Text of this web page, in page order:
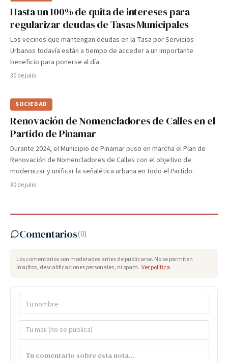
Hasta un 100% de quita de intereses para
regularizar deudas de Tasas Municipales
Los vecinos que mantengan deudas en la Tasa por Servicios
Urbanos todavía están a tiempo de acceder a un importante
beneficio para ponerse al día
30 de julio
SOCIEDAD
Renovación de Nomencladores de Calles en el
Partido de Pinamar
Durante 2024, el Municipio de Pinamar puso en marcha el Plan de
Renovación de Nomencladores de Calles con el objetivo de
modernizar y unificar la señalética urbana en todo el Partido.
30 de julio
Comentarios(0)
Los comentarios son moderados antes de publicarse. No se permiten
insultos, descalificaciones personales, ni spam. Ver política